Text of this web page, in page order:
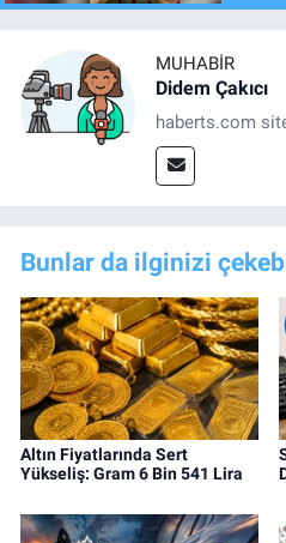
MUHABIR
Didem Çakıcı
haberts.com
Bunlar da ilginizi
Altın Fiyatlarında Sert
Yükseliş: Gram 6 Bin 541 Lira